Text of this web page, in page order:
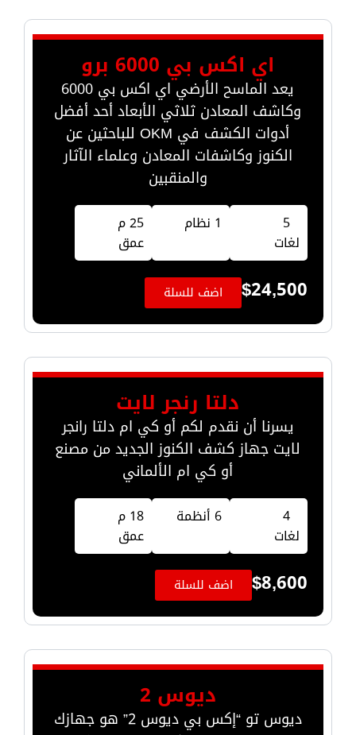
اي اكس بي 6000 برو
يعد الماسح الأرضي اي اكس بي 6000
وكاشف المعادن ثلاثي الأبعاد أحد أفضل
أدوات الكشف في OKM للباحثين عن
الكنوز وكاشفات المعادن وعلماء الآثار
والمنقبين
5
لغات
1 نظام
25 م
عمق
$24,500 اضف للسلة
دلتا رنجر لايت
يسرنا أن نقدم لكم أو كي ام دلتا رانجر
لايت جهاز كشف الكنوز الجديد من مصنع
أو كي ام الألماني
4
لغات
6 أنظمة
18 م
عمق
$8,600 اضف للسلة
ديوس 2
ديوس تو “إكس بي ديوس 2” هو جهازك